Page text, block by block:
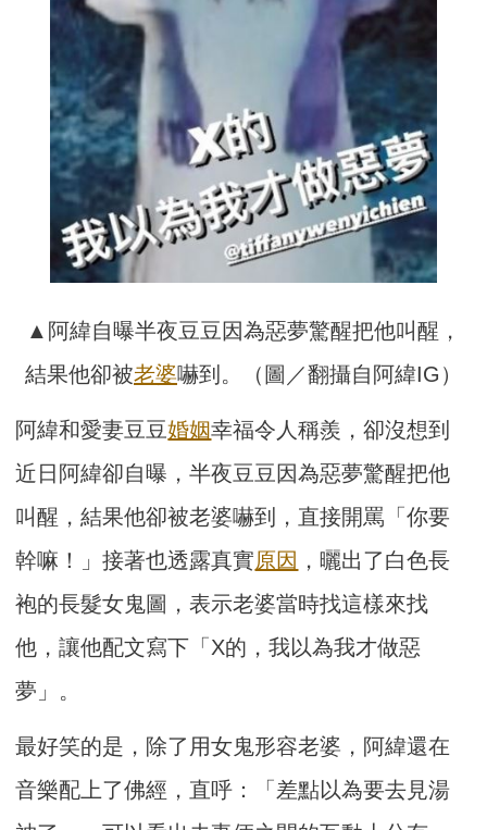
▲阿緯自曝半夜豆豆因為惡夢驚醒把他叫醒，
結果他卻被老婆嚇到。（圖／翻攝自阿緯IG）
阿緯和愛妻豆豆婚姻幸福令人稱羨，卻沒想到
近日阿緯卻自曝，半夜豆豆因為惡夢驚醒把他
叫醒，結果他卻被老婆嚇到，直接開罵「你要
幹嘛！」接著也透露真實原因 ，曬出了白色長
袍的長髮女鬼圖，表示老婆當時找這樣來找
他，讓他配文寫下「X的，我以為我才做惡
夢」。
最好笑的是，除了用女鬼形容老婆，阿緯還在
音樂配上了佛經，直呼：「差點以為要去見湯